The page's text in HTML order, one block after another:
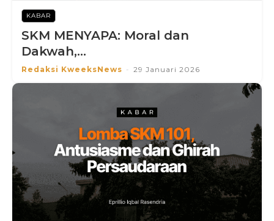
KABAR
SKM MENYAPA: Moral dan
Dakwah,...
Redaksi KweeksNews - 29 Januari 2026